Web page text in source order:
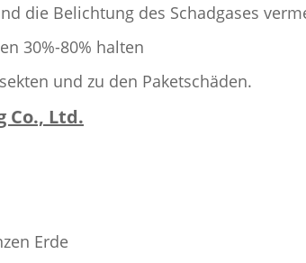
die Belichtung des Schadgases
30%-80% halten
und zu den Paketschäden.
Co., Ltd.
Erde